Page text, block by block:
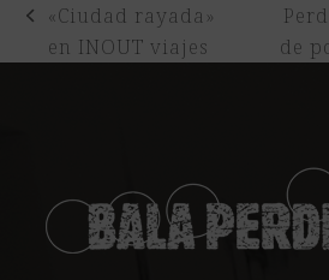
previous
post:
«Ciudad rayada»
en INOUT viajes
next
post:
de